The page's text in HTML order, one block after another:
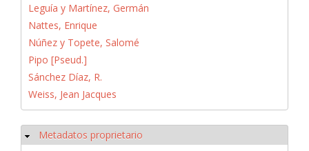
Leguía y Martínez, Germán
Nattes, Enrique
Núñez y Topete, Salomé
Pipo [Pseud.]
Sánchez Díaz, R.
Weiss, Jean Jacques
Ocultar
Metadatos proprietario